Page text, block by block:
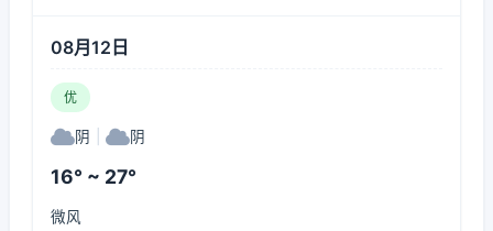
08月12日
优
阴 阴
16° ~ 27°
微风